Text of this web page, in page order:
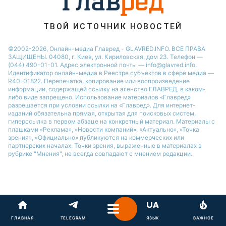
ТВОЙ ИСТОЧНИК НОВОСТЕЙ
©2002-2026, Онлайн-медиа Главред - GLAVRED.INFO. ВСЕ ПРАВА
ЗАЩИЩЕНЫ. 04080, г. Киев, ул. Кириловская, дом 23. Телефон —
(044) 490-01-01. Адрес электронной почты — info@glavred.info.
Идентификатор онлайн-медиа в Реестре cубъектов в сфере медиа —
R40-01822. Перепечатка, копирование или воспроизведение
информации, содержащей ссылку на агенство ГЛАВРЕД, в каком-
либо виде запрещено. Использование материалов «Главред»
разрешается при условии ссылки на «Главред». Для интернет-
изданий обязательна прямая, открытая для поисковых систем,
гиперссылка в первом абзаце на конкретный материал. Материалы с
плашками «Реклама», «Новости компаний», «Актуально», «Точка
зрения», «Официально» публикуются на коммерческих или
партнерских началах. Точки зрения, выраженные в материалах в
рубрике "Мнения", не всегда совпадают с мнением редакции.
ГЛАВНАЯ TELEGRAM ЯЗЫК ВАЖНОЕ